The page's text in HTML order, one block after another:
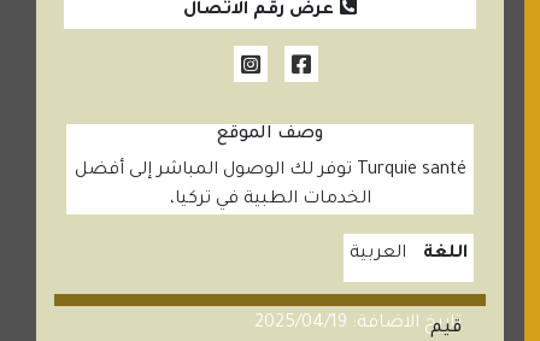
عرض رقم الاتصال
وصف الموقع
Turquie santé توفر لك الوصول المباشر إلى أفضل
الخدمات الطبية في تركيا،
اللغة العربية
تاريخ الاضافة: 2025/04/19
قيم